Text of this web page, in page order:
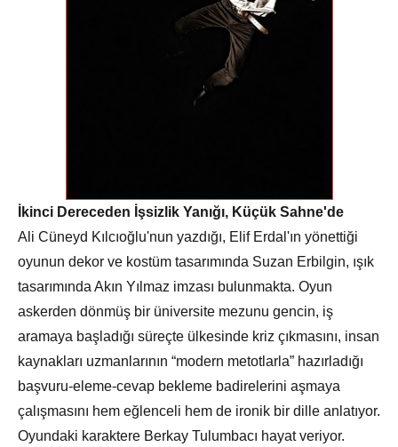
İkinci Dereceden İşsizlik Yanığı, Küçük Sahne'de
Ali Cüneyd Kılcıoğlu'nun yazdığı, Elif Erdal'ın yönettiği
oyunun dekor ve kostüm tasarımında Suzan Erbilgin, ışık
tasarımında Akın Yılmaz imzası bulunmakta. Oyun
askerden dönmüş bir üniversite mezunu gencin, iş
aramaya başladığı süreçte ülkesinde kriz çıkmasını, insan
kaynakları uzmanlarının “modern metotlarla” hazırladığı
başvuru-eleme-cevap bekleme badirelerini aşmaya
çalışmasını hem eğlenceli hem de ironik bir dille anlatıyor.
Oyundaki karaktere Berkay Tulumbacı hayat veriyor.